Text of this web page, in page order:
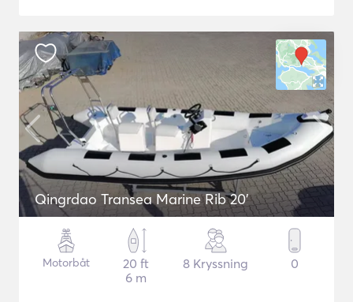
Qingrdao Transea Marine Rib 20'
Motorbåt
20 ft
6 m
8 Kryssning 0